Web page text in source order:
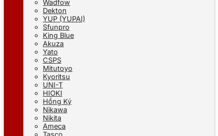
Wadfow
Dekton
YUP (YUPAI)
Sfunpro
King Blue
Akuza
Yato
CSPS
Mitutoyo
Kyoritsu
UNI-T
HIOKI
Hồng Ký
Nikawa
Nikita
Ameca
Tasco